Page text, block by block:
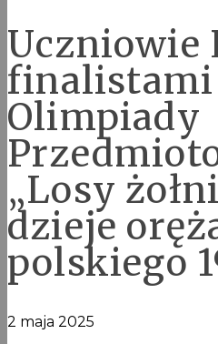
Uczniowie
finalistami
Olimpiady
„Losy
dzieje
polskiego
2 maja 2025